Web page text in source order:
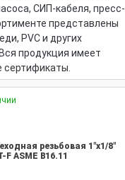
СИП-кабеля, пресс-
представлены
PVC и других
продукция имеет
резьбовая 1"х1/8"
F ASME B16.11